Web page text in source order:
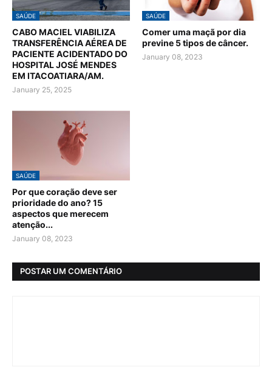
SAÚDE
CABO MACIEL VIABILIZA
TRANSFERÊNCIA AÉREA DE
PACIENTE ACIDENTADO DO
HOSPITAL JOSÉ MENDES
EM ITACOATIARA/AM.
January 25, 2025
SAÚDE
Comer uma maçã por dia
previne 5 tipos de câncer.
January 08, 2023
SAÚDE
Por que coração deve ser
prioridade do ano? 15
aspectos que merecem
atenção...
January 08, 2023
POSTAR UM COMENTÁRIO